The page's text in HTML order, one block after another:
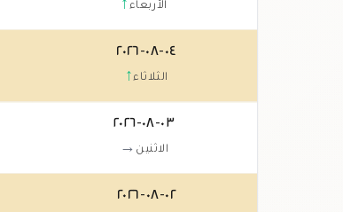
الأربعاء ↑
٠٤-٠٨-٢٠٢٦
الثلاثاء↑
٠٣-٠٨-٢٠٢٦
الاثنين →
٠٢-٠٨-٢٠٢٦